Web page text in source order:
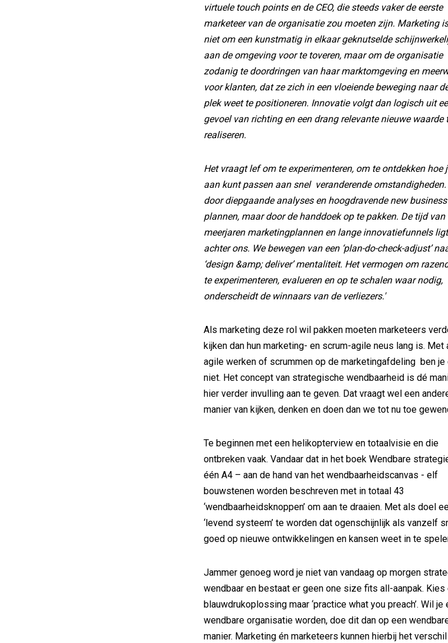
virtuele touch points en de CEO, die steeds vaker de eerste
marketeer van de organisatie zou moeten zijn. Marketing
niet om een kunstmatig in elkaar geknutselde
aan de omgeving voor te toveren, maar om de organisatie
zodanig te doordringen van haar marktomgeving en
voor klanten, dat ze zich in een vloeiende beweging naar
plek weet te positioneren. Innovatie volgt dan logisch uit
gevoel van richting en een drang relevante nieuwe waarde
realiseren.
Het vraagt lef om te experimenteren, om te ontdekken hoe
aan kunt passen aan snel veranderende omstandigheden.
door diepgaande analyses en hoogdravende new business
plannen, maar door de handdoek op te pakken. De tijd van
meerjaren marketingplannen en lange innovatiefunnels
achter ons. We bewegen van een ‘plan-do-check-adjust’
‘design &amp; deliver’ mentaliteit. Het vermogen om
te experimenteren, evalueren en op te schalen waar nodig,
onderscheidt de winnaars van de verliezers.'
Als marketing deze rol wil pakken moeten marketeers
kijken dan hun marketing- en scrum-agile neus lang is. Met
agile werken of scrummen op de marketingafdeling ben je
niet. Het concept van strategische wendbaarheid is dé
hier verder invulling aan te geven. Dat vraagt wel een
manier van kijken, denken en doen dan we tot nu toe
Te beginnen met een helikopterview en totaalvisie en die
ontbreken vaak. Vandaar dat in het boek Wendbare
één A4 – aan de hand van het wendbaarheidscanvas - elf
bouwstenen worden beschreven met in totaal 43
‘wendbaarheidsknoppen’ om aan te draaien. Met als doel
‘levend systeem’ te worden dat ogenschijnlijk als vanzelf
goed op nieuwe ontwikkelingen en kansen weet in te
Jammer genoeg word je niet van vandaag op morgen
wendbaar en bestaat er geen one size fits all-aanpak. Kies
blauwdrukoplossing maar ‘practice what you preach’. Wil je
wendbare organisatie worden, doe dit dan op een
manier. Marketing én marketeers kunnen hierbij het verschil